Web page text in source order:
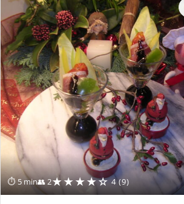
⏱ 5 min👥 2★★★★☆ 4 (9)